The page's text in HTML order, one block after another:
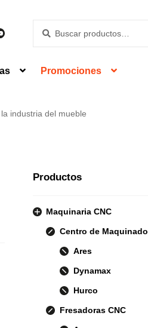
por:
Promociones
industria del mueble
Productos
Maquinaria CNC
Centro de Maquinado
Ares
Dynamax
Hurco
Fresadoras CNC